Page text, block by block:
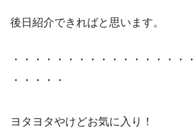
後日紹介できればと思います。
・・・・・・・・・・・・・・・・
・・・・・
ヨタヨタやけどお気に入り！